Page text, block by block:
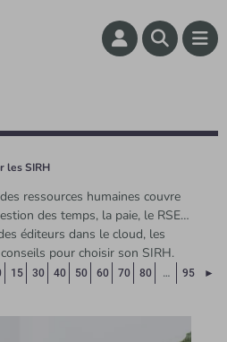
les SIRH
ressources humaines couvre
des temps, la paie, le RSE…
éditeurs dans le cloud, les
pour choisir son SIRH.
15 30 40 50 60 70 80 … 95 ►